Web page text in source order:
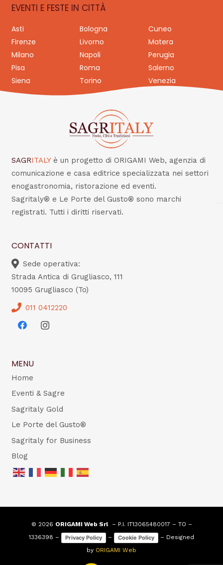
EVENTI E FESTE IN CITTÀ
Asti Bologna
Cuneo
Firenze
Livorno
Matera
Milano
Napoli
Perugia
Pisa
Roma
Salerno
Siena
Torino Venezia
SAGRITALY è un progetto di ORIGAMI Web, agenzia di
comunicazione e casa editrice specializzata nei settori
enogastronomia, ristorazione ed eventi.
Sagritaly® e Le Porte del Gusto® sono marchi
registrati. Tutti i diritti riservati.
CONTATTI
Sede operativa:
Strada Antica di Grugliasco, 111
10095 Grugliasco (To)
011 0412220
MENU
Home
Eventi & Sagre
Sagritaly Gold
Le Porte del Gusto®
Sagritaly for Business
Blog
© 2026 ORIGAMI Web Srl– P.I. IT13065480017 – TO –
1336398 –
Privacy Policy – Cookie Policy
– Designed
by ORIGAMI Web